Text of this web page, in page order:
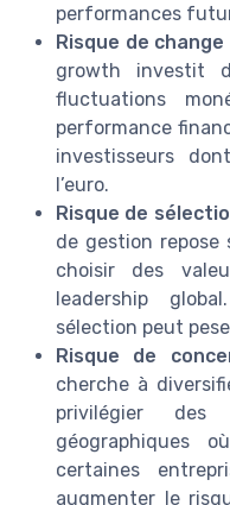
performances
Risque de change
growth investit
fluctuations
performance
investisseurs
l’euro.
Risque de
de gestion
choisir des
leadership
sélection peut
Risque de
cherche à
privilégier
géographiques
certaines
augmenter le